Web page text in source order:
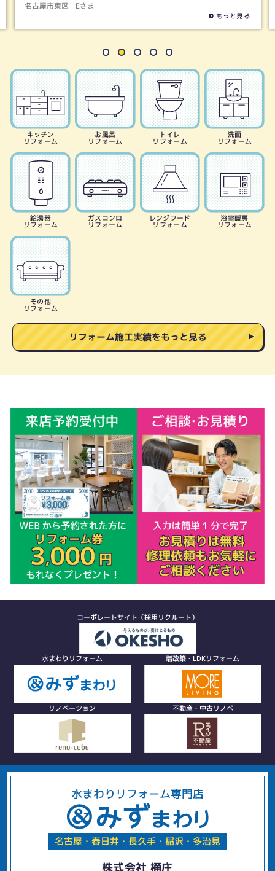
名古屋市東区 Eさま
もっと見る
キッチン
リフォーム
お風呂
リフォーム
トイレ
リフォーム
洗面
リフォーム
給湯器
リフォーム
ガスコンロ
リフォーム
レンジフード
リフォーム
浴室暖房
リフォーム
その他
リフォーム
リフォーム施工実績をもっと見る
コーポレートサイト（採用リクルート）
水まわりリフォーム 増改築・LDKリフォーム
リノベーション 不動産・中古リノベ
水まわりリフォーム専門店
名古屋・春日井・長久手・稲沢・多治見
株式会社 桶庄